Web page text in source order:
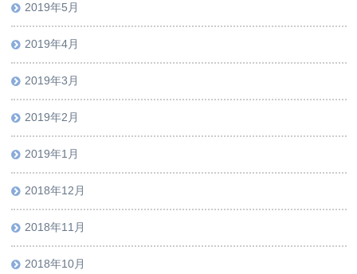
2019年5月
2019年4月
2019年3月
2019年2月
2019年1月
2018年12月
2018年11月
2018年10月